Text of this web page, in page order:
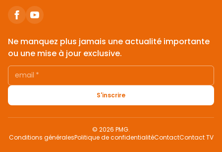
Ne manquez plus jamais une actualité importante
ou une mise à jour exclusive.
email *
S'inscrire
© 2026 PMG.
Conditions généralesPolitique de confidentialitéContactContact TV